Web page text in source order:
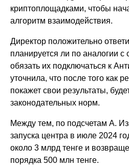
криптоплощадками, чтобы
алгоритм взаимодействия.
Директор положительно
планируется ли по аналогии
обязать их подключаться к
уточнила, что после того как
покажет свои результаты,
законодательных норм.
Между тем, по подсчетам А.
запуска центра в июле 2024
около 3 млрд тенге и
порядка 500 млн тенге.